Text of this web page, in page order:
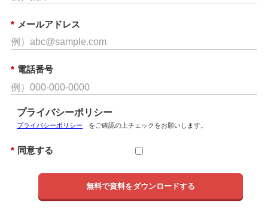
* メールアドレス
* 電話番号
プライバシーポリシー
プライバシーポリシー をご確認の上チェックをお願いします。
* 同意する
無料で資料をダウンロードする